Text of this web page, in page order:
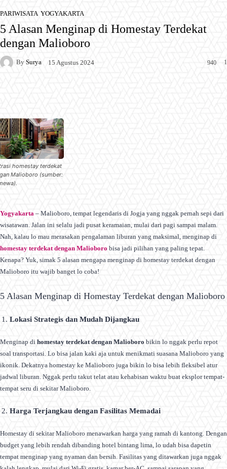
PARIWISATA YOGYAKARTA
5 Alasan Menginap di Homestay Terdekat
dengan Malioboro
By Surya 15 Agustus 2024 1
940
homestay terdekat
Malioboro (sumber:
Yogyakarta – Malioboro, tempat legendaris di Jogja yang nggak pernah sepi dari
wisatawan. Jalan ini selalu jadi pusat keramaian, mulai dari pagi sampai malam.
Nah, kalau lo mau merasakan pengalaman liburan yang maksimal, menginap di
homestay terdekat dengan Malioboro bisa jadi pilihan yang paling tepat.
Kenapa? Yuk, simak 5 alasan mengapa menginap di homestay terdekat dengan
Malioboro itu wajib banget lo coba!
5 Alasan Menginap di Homestay Terdekat dengan Malioboro
Lokasi Strategis dan Mudah Dijangkau
Menginap di homestay terdekat dengan Malioboro bikin lo nggak perlu repot
soal transportasi. Lo bisa jalan kaki aja untuk menikmati suasana Malioboro yang
ikonik. Dekatnya homestay ke Malioboro juga bikin lo bisa lebih fleksibel atur
jadwal liburan. Nggak perlu takut telat atau kehabisan waktu buat eksplor tempat-
tempat seru di sekitar Malioboro.
Harga Terjangkau dengan Fasilitas Memadai
Homestay di sekitar Malioboro menawarkan harga yang ramah di kantong. Dengan
budget yang lebih rendah dibanding hotel bintang lima, lo udah bisa dapetin
tempat menginap yang nyaman dan bersih. Fasilitas yang ditawarkan juga nggak